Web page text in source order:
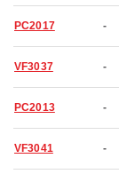
PC2017 -
VF3037 -
PC2013 -
VF3041 -